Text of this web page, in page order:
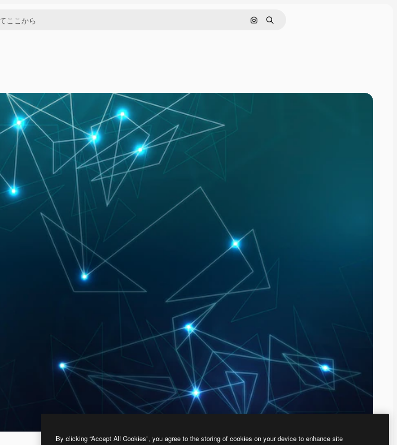
画像で検索
検索
By clicking “Accept All Cookies”, you agree to the storing of cookies on your device to enhance site